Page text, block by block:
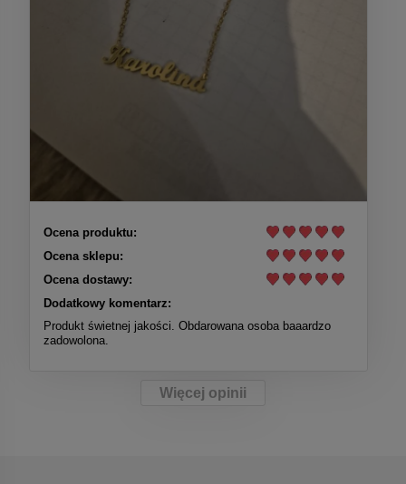
Ocena produktu:
Ocena sklepu:
Ocena dostawy:
Dodatkowy komentarz:
Produkt świetnej jakości. Obdarowana osoba baaardzo
zadowolona.
Więcej opinii